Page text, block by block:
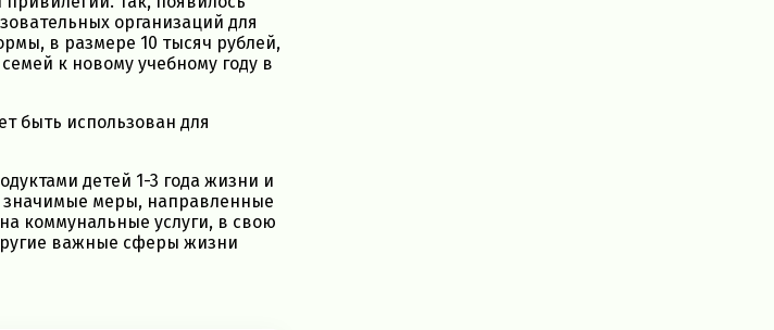
организаций для
в размере 10 тысяч рублей,
к новому учебному году в
быть использован для
детей 1-3 года жизни и
меры, направленные
коммунальные услуги, в свою
важные сферы жизни